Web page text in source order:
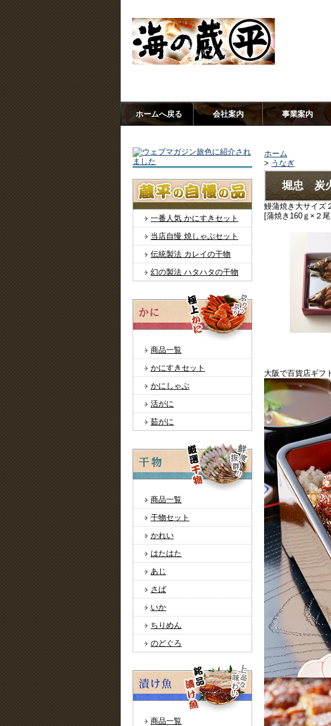
ホームへ戻る 会社案内 事業案内
一番人気 かにすきセット
当店自慢 焼しゃぶセット
伝統製法 カレイの干物
幻の製法 ハタハタの干物
商品一覧
かにすきセット
かにしゃぶ
活がに
茹がに
商品一覧
干物セット
かれい
はたはた
あじ
さば
いか
ちりめん
のどぐろ
商品一覧
ホーム
> うなぎ
堀忠 炭
鰻蒲焼き大サイズ
[蒲焼き160ｇ×２
大阪で百貨店ギフ